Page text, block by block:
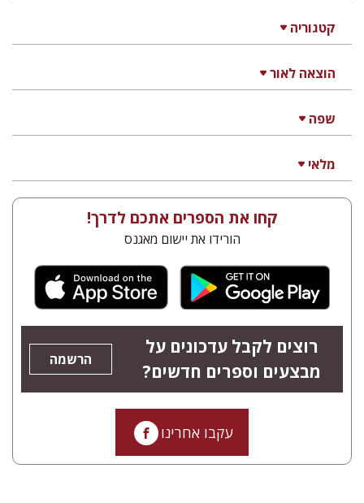
קטגוריה
הוצאה לאור
שפה
מלאי
קחו את הספרים אתכם לדרך!
הורידו את יישום מאגנס
רוצים לקבל עדכונים על
מבצעים וספרים חדשים?
הרשמה
עקבו אחרינו